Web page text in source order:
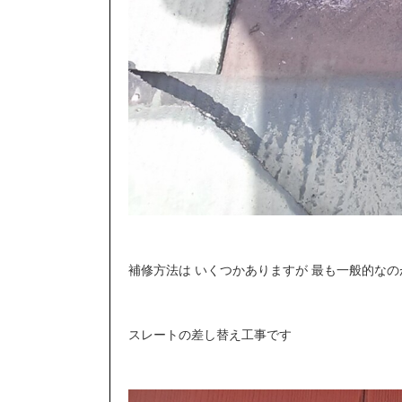
補修方法は いくつかありますが 最も一般的なの
スレートの差し替え工事です